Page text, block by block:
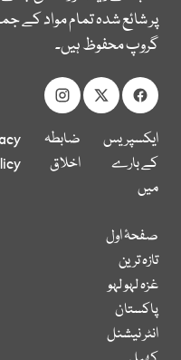
پر شائع شدہ تمام مواد کے
گروپ محفوظ ہیں۔
ایکسپریس
کے بارے
میں
ضابطہ
اخلاق
صفحۂ اول
تازہ ترین
غزہ لہو لہو
پاکستان
انٹر نیشنل